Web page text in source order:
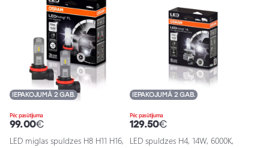
Pēc pasūtījuma
IEPAKOJUMĀ 2 GAB.
99.00€
LED miglas spuldzes H8 H11 H16,
Pēc pasūtījuma
IEPAKOJUMĀ 2 GAB.
129.50€
LED spuldzes H4, 14W, 6000K,